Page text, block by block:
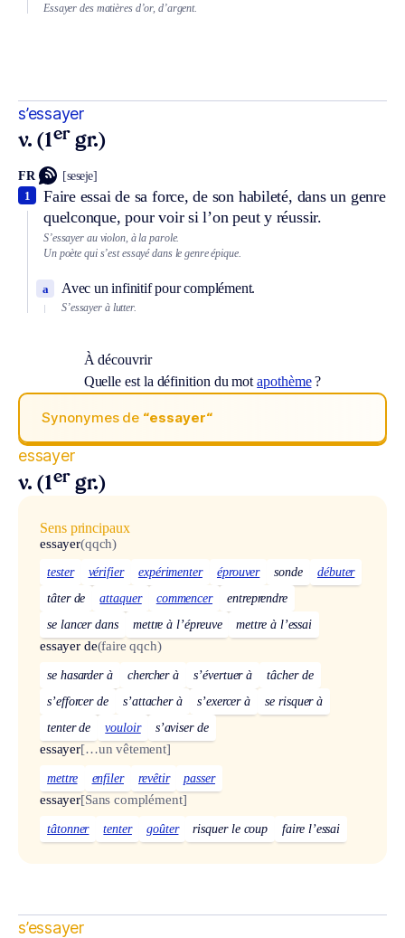
Essayer des matières d’or, d’argent.
s’essayer
v. (1er gr.)
FR [seseje]
Faire essai de sa force, de son habileté, dans un genre
quelconque, pour voir si l’on peut y réussir.
1
S’essayer au violon, à la parole.
Un poète qui s’est essayé dans le genre épique.
Avec un infinitif pour complément.
a
S’essayer à lutter.
À découvrir
Quelle est la définition du motapothème?
Synonymes de “essayer“
essayer
v. (1er gr.)
Sens principaux
essayer(qqch)
tester vérifier expérimenter éprouver sonde
débuter
tâter de
attaquer commencer
entreprendre
se lancer dans
mettre à l’épreuve mettre à l’essai
essayer de(faire qqch)
se hasarder à chercher à s’évertuer à
tâcher de
s’efforcer de
s’attacher à s’exercer à
se risquer à
tenter de
vouloir s’aviser de
essayer[…un vêtement]
mettre enfiler revêtir passer
essayer[Sans complément]
tâtonner tenter goûter risquer le coup faire l’essai
s’essayer